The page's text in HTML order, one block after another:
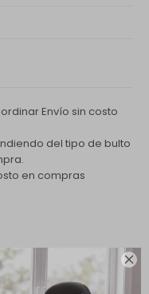

Envío sin costo
del tipo de bulto
en compras
un plazo de 5 días para